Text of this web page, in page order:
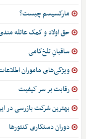
مارکسیسم چیست؟
حق اولاد و کمک عائله
ساقیانِ تلخ‌کامی
ویژگی‌های ماموران
رقابت بر سر کیفیت
بهترین شرکت بازرسی در
دوران دستکاری کنتورها